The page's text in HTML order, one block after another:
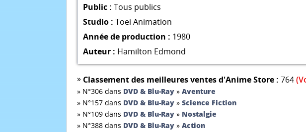
Public : Tous publics
Studio : Toei Animation
Année de production : 1980
Auteur : Hamilton Edmond
» Classement des meilleures ventes d'Anime Store : 764
» N°306 dans DVD & Blu-Ray »Aventure
» N°157 dans DVD & Blu-Ray »Science Fiction
» N°109 dans DVD & Blu-Ray » Nostalgie
» N°388 dans DVD & Blu-Ray »Action